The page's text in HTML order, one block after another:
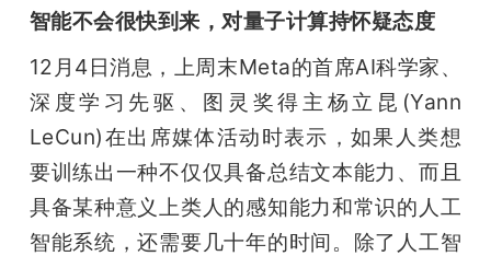
智能不会很快到来，对量子计算持怀疑态度
12月4日消息，上周末Meta的首席AI科学家、
深度学习先驱、图灵奖得主杨立昆(Yann
LeCun)在出席媒体活动时表示，如果人类想
要训练出一种不仅仅具备总结文本能力、而且
具备某种意义上类人的感知能力和常识的人工
智能系统，还需要几十年的时间。除了人工智